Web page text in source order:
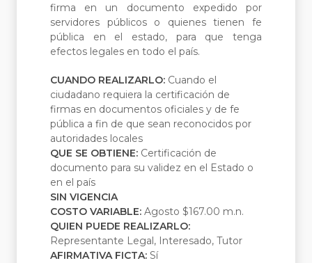
firma en un documento expedido por
servidores públicos o quienes tienen fe
pública en el estado, para que tenga
efectos legales en todo el país.
CUANDO REALIZARLO: Cuando el
ciudadano requiera la certificación de
firmas en documentos oficiales y de fe
pública a fin de que sean reconocidos por
autoridades locales
QUE SE OBTIENE: Certificación de
documento para su validez en el Estado o
en el país
SIN VIGENCIA
COSTO VARIABLE: Agosto $167.00 m.n.
QUIEN PUEDE REALIZARLO:
Representante Legal, Interesado, Tutor
AFIRMATIVA FICTA: Sí